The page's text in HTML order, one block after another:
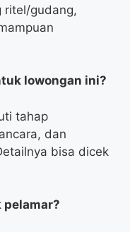
ritel/gudang,
lowongan ini?
tahap
dan
bisa dicek
pelamar?